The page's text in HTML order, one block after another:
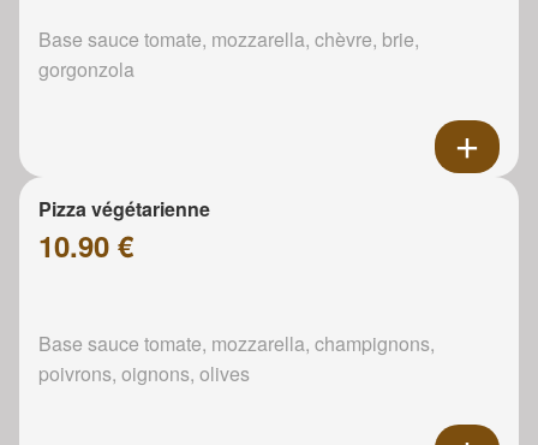
Base sauce tomate, mozzarella, chèvre, brie,
gorgonzola
Pizza végétarienne
10.90 €
Base sauce tomate, mozzarella, champignons,
poivrons, oignons, olives